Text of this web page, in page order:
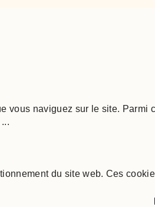
naviguez sur le site.
...
du site web. Ces